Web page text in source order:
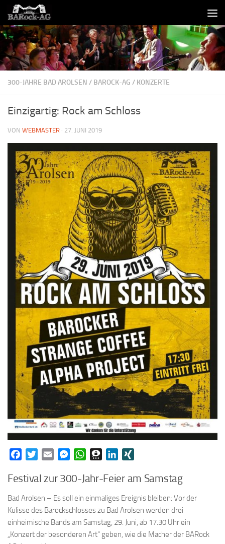
Skip to content
300-JAHRE BAD AROLSEN / BAROCK-AG / KONZERTE
Einzigartig: Rock am Schloss
VON WEBMASTER · 27. JUNI 2019
FacebookTwitterEmail MessengerWhatsAppThreemaLinkedIn
Festival zur 300-Jahr-Feier am Samstag
Bad Arolsen – Es soll ein einmaliges Ereignis bleiben: Vor der
Kulisse des Barockschlosses zu Bad Arolsen werden drei
einheimische Bands am Samstag, 29. Juni, ab 17.30 Uhr ein
„Konzert der besonderen Art“ geben, wie die Macher der BARock